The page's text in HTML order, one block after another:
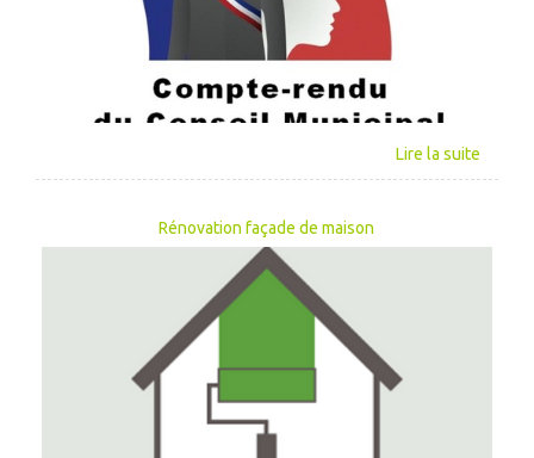
Rénovation façade de maison